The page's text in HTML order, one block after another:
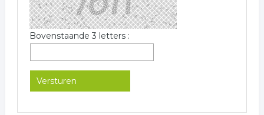
Bovenstaande 3 letters :